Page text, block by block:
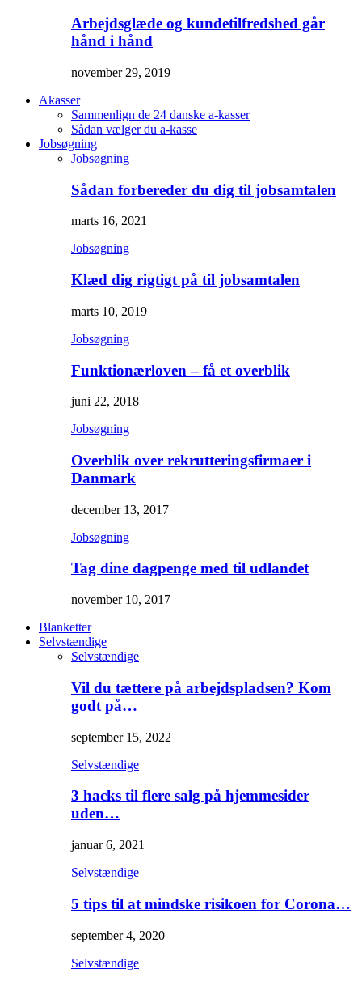
Arbejdsglæde og kundetilfredshed går
hånd i hånd
november 29, 2019
Akasser
Sammenlign de 24 danske a-kasser
Sådan vælger du a-kasse
Jobsøgning
Jobsøgning
Sådan forbereder du dig til jobsamtalen
marts 16, 2021
Jobsøgning
Klæd dig rigtigt på til jobsamtalen
marts 10, 2019
Jobsøgning
Funktionærloven – få et overblik
juni 22, 2018
Jobsøgning
Overblik over rekrutteringsfirmaer i
Danmark
december 13, 2017
Jobsøgning
Tag dine dagpenge med til udlandet
november 10, 2017
Blanketter
Selvstændige
Selvstændige
Vil du tættere på arbejdspladsen? Kom
godt på…
september 15, 2022
Selvstændige
3 hacks til flere salg på hjemmesider
uden…
januar 6, 2021
Selvstændige
5 tips til at mindske risikoen for Corona…
september 4, 2020
Selvstændige